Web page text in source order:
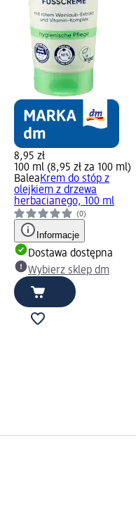
8,95 zł
100 ml (8,95 zł za 100 ml)
BaleaKrem do stóp z
olejkiem z drzewa
herbacianego, 100 ml
(0)
Informacje
Dostawa dostępna
Wybierz sklep dm